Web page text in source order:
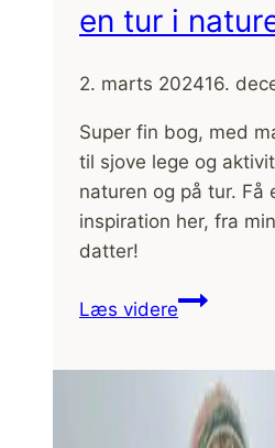
en tur i
2. marts 202416.
Super fin bog, med
til sjove lege og
naturen og på tur. Få
inspiration her, fra
datter!
Læs videre
en